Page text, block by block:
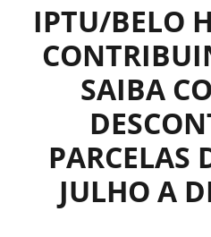
IPTU/BELO
SAIBA
PARCELAS
JULHO A